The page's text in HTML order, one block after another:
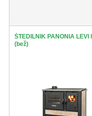
ŠTEDILNIK PANONIA LEVI
(bež)